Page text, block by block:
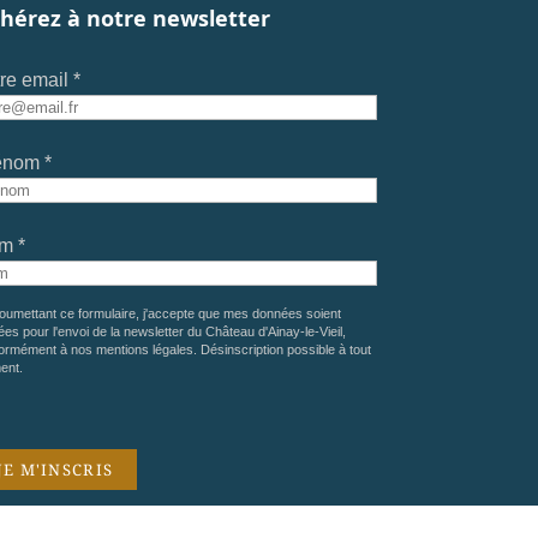
à notre newsletter
email *
*
*
ce formulaire, j'accepte que mes données soient
pour l'envoi de la newsletter du Château d'Ainay-le-Vieil,
à nos mentions légales . Désinscription possible à tout